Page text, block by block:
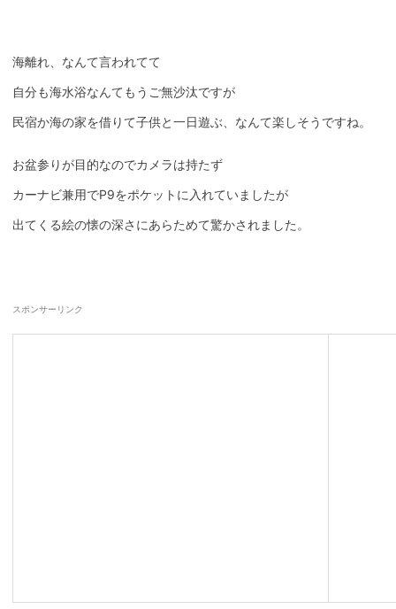
海離れ、なんて言われてて
自分も海水浴なんてもうご無沙汰ですが
民宿か海の家を借りて子供と一日遊ぶ、なんて楽しそうですね。
お盆参りが目的なのでカメラは持たず
カーナビ兼用でP9をポケットに入れていましたが
出てくる絵の懐の深さにあらためて驚かされました。
スポンサーリンク